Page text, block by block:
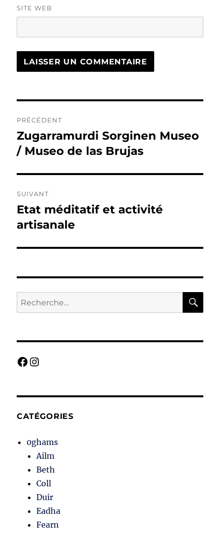
SITE WEB
de
l’article
PRÉCÉDENT
Publication
précédente :
Zugarramurdi Sorginen Museo
/ Museo de las Brujas
SUIVANT
Publication
suivante :
Etat méditatif et activité
artisanale
Recherche
pour :
Facebook
Instagram
CATÉGORIES
0ghams
Ailm
Beth
Coll
Duir
Eadha
Fearn